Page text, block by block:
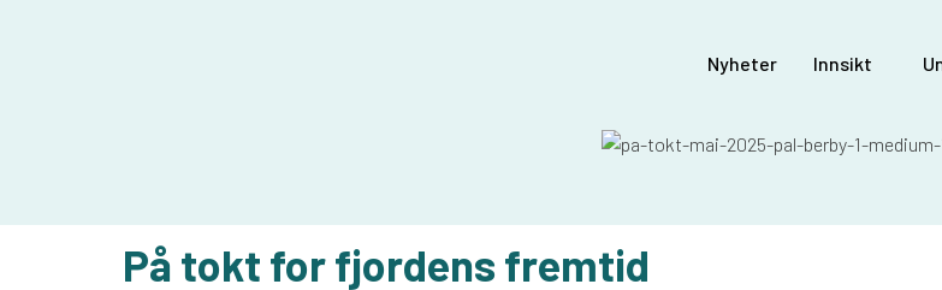
Nyheter Innsikt
På tokt for fjordens fremtid